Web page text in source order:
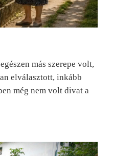
más szerepe volt,
elválasztott, inkább
még nem volt divat a